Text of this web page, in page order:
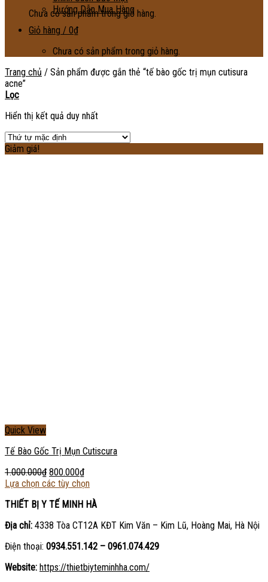
Chưa có sản phẩm trong giỏ hàng.
Hướng Dẫn Mua Hàng
Giỏ hàng / 0₫
Chưa có sản phẩm trong giỏ hàng.
Trang chủ / Sản phẩm được gắn thẻ “tế bào gốc trị mụn cutisura
acne”
Lọc
Hiển thị kết quả duy nhất
Giảm giá!
Quick View
Tế Bào Gốc Trị Mụn Cutiscura
1.000.000₫ 800.000₫
Lựa chọn các tùy chọn
THIẾT BỊ Y TẾ MINH HÀ
Địa chỉ: 4338 Tòa CT12A KĐT Kim Văn – Kim Lũ, Hoàng Mai, Hà Nội
Điện thoại: 0934.551.142 – 0961.074.429
Website: https://thietbiyteminhha.com/